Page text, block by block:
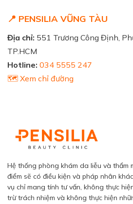
📍 PENSILIA VŨNG TÀU
Địa chỉ: 551 Trương Công Định,
TP.HCM
Hotline: 034 5555 247
🗺️ Xem chỉ đường
Hệ thống phòng khám da liễu và thẩm
điểm sẽ có điều kiện và pháp nhân
vụ chỉ mang tính tư vấn, không thực
trừ trách nhiệm và không thực hiện